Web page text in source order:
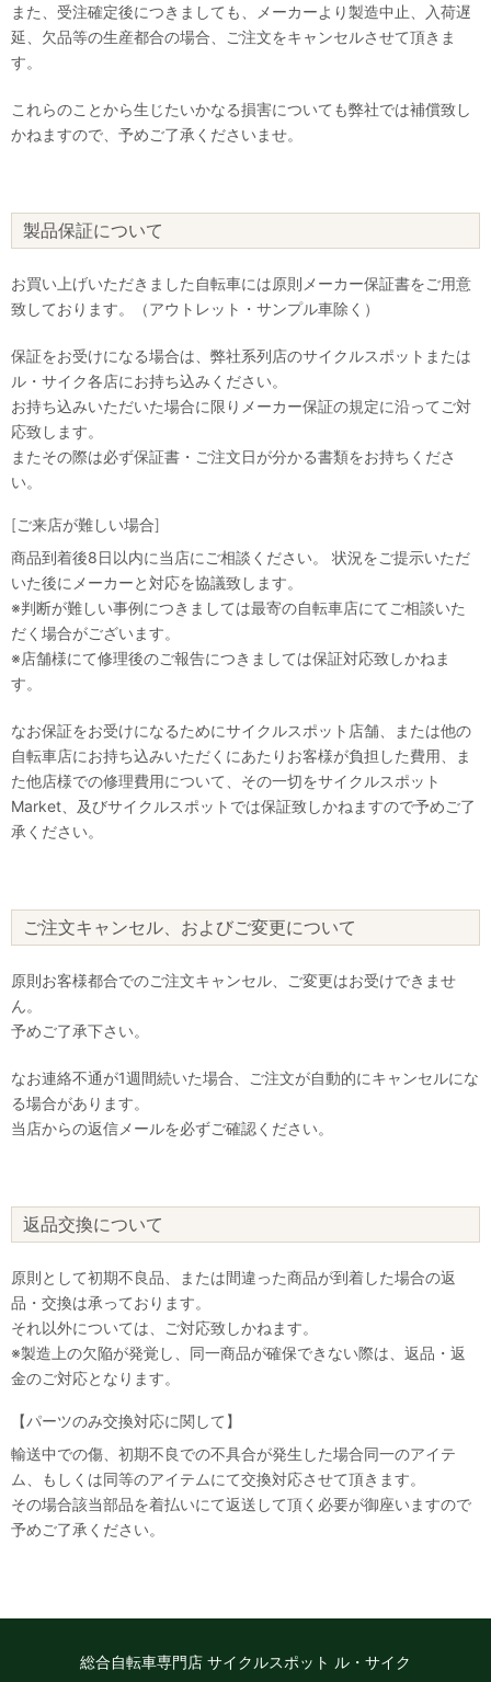
また、受注確定後につきましても、メーカーより製造中止、入荷遅
延、欠品等の生産都合の場合、ご注文をキャンセルさせて頂きま
す。
これらのことから生じたいかなる損害についても弊社では補償致し
かねますので、予めご了承くださいませ。
製品保証について
お買い上げいただきました自転車には原則メーカー保証書をご用意
致しております。（アウトレット・サンプル車除く）
保証をお受けになる場合は、弊社系列店のサイクルスポットまたは
ル・サイク各店にお持ち込みください。
お持ち込みいただいた場合に限りメーカー保証の規定に沿ってご対
応致します。
またその際は必ず保証書・ご注文日が分かる書類をお持ちくださ
い。
[ご来店が難しい場合]
商品到着後8日以内に当店にご相談ください。 状況をご提示いただ
いた後にメーカーと対応を協議致します。
※判断が難しい事例につきましては最寄の自転車店にてご相談いた
だく場合がございます。
※店舗様にて修理後のご報告につきましては保証対応致しかねま
す。
なお保証をお受けになるためにサイクルスポット店舗、または他の
自転車店にお持ち込みいただくにあたりお客様が負担した費用、ま
た他店様での修理費用について、その一切をサイクルスポット
Market、及びサイクルスポットでは保証致しかねますので予めご了
承ください。
ご注文キャンセル、およびご変更について
原則お客様都合でのご注文キャンセル、ご変更はお受けできませ
ん。
予めご了承下さい。
なお連絡不通が1週間続いた場合、ご注文が自動的にキャンセルにな
る場合があります。
当店からの返信メールを必ずご確認ください。
返品交換について
原則として初期不良品、または間違った商品が到着した場合の返
品・交換は承っております。
それ以外については、ご対応致しかねます。
※製造上の欠陥が発覚し、同一商品が確保できない際は、返品・返
金のご対応となります。
【パーツのみ交換対応に関して】
輸送中での傷、初期不良での不具合が発生した場合同一のアイテ
ム、もしくは同等のアイテムにて交換対応させて頂きます。
その場合該当部品を着払いにて返送して頂く必要が御座いますので
予めご了承ください。
総合自転車専門店 サイクルスポット ル・サイク